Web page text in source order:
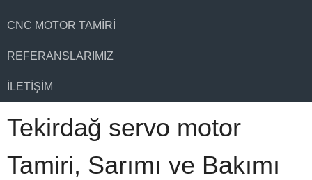
CNC MOTOR TAMIRI
REFERANSLARIMIZ
İLETIŞIM
Tekirdağ servo motor
Tamiri, Sarımı ve Bakımı